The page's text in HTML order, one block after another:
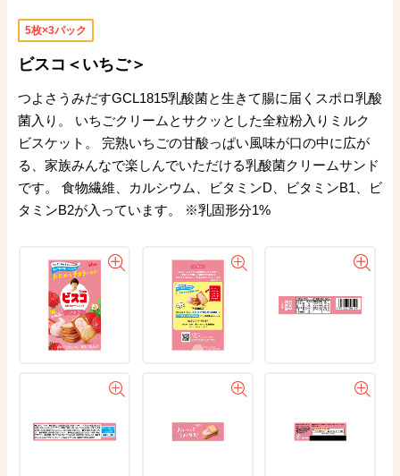
5枚×3パック
ビスコ＜いちご＞
つよさうみだすGCL1815乳酸菌と生きて腸に届くスポロ乳酸
菌入り。 いちごクリームとサクッとした全粒粉入りミルク
ビスケット。 完熟いちごの甘酸っぱい風味が口の中に広が
る、家族みんなで楽しんでいただける乳酸菌クリームサンド
です。 食物繊維、カルシウム、ビタミンD、ビタミンB1、ビ
タミンB2が入っています。 ※乳固形分1%